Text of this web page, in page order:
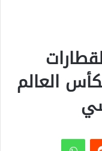
العالم
واتساب